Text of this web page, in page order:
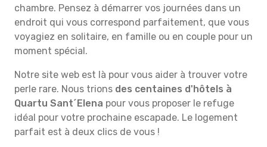
chambre. Pensez à démarrer vos journées dans un
endroit qui vous correspond parfaitement, que vous
voyagiez en solitaire, en famille ou en couple pour un
moment spécial.
Notre site web est là pour vous aider à trouver votre
perle rare. Nous trions des centaines d'hôtels à
Quartu Sant´Elena pour vous proposer le refuge
idéal pour votre prochaine escapade. Le logement
parfait est à deux clics de vous !